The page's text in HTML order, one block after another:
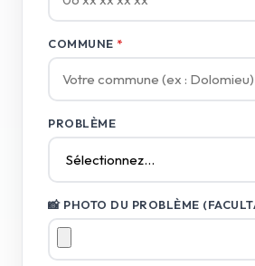
COMMUNE *
PROBLÈME
📸 PHOTO DU PROBLÈME